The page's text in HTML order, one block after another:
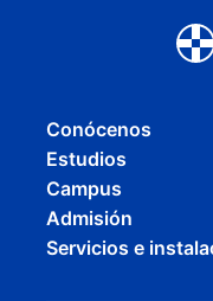
Conócenos
Estudios
Campus
Admisión
Servicios e